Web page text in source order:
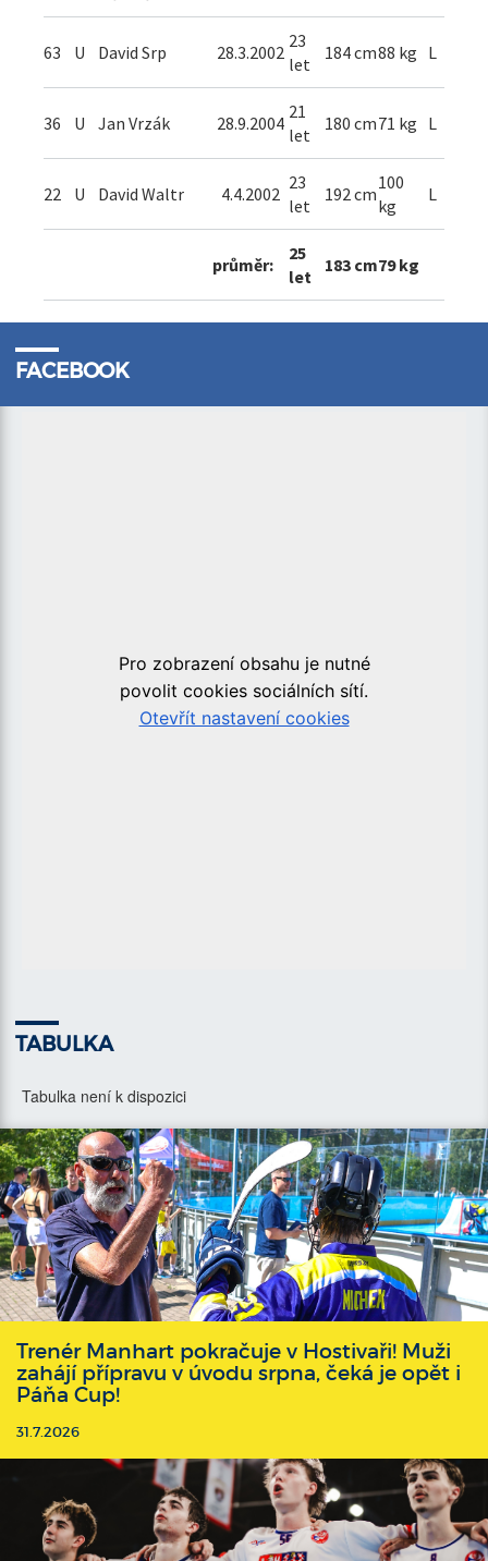
63 U David Srp 28.3.2002
23
let
184 cm88 kg L
36 U Jan Vrzák 28.9.2004
21
let
180 cm71 kg L
22 U David Waltr 4.4.2002
23
let
192 cm
100
kg
L
průměr:
25
let
183 cm79 kg
FACEBOOK
TABULKA
Tabulka není k dispozici
Trenér Manhart pokračuje v Hostivaři! Muži
zahájí přípravu v úvodu srpna, čeká je opět i
Páňa Cup!
31.7.2026